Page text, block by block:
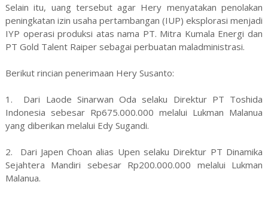
Selain itu, uang tersebut agar Hery menyatakan penolakan
peningkatan izin usaha pertambangan (IUP) eksplorasi menjadi
IYP operasi produksi atas nama PT. Mitra Kumala Energi dan
PT Gold Talent Raiper sebagai perbuatan maladministrasi.
Berikut rincian penerimaan Hery Susanto:
1. Dari Laode Sinarwan Oda selaku Direktur PT Toshida
Indonesia sebesar Rp675.000.000 melalui Lukman Malanua
yang diberikan melalui Edy Sugandi.
2. Dari Japen Choan alias Upen selaku Direktur PT Dinamika
Sejahtera Mandiri sebesar Rp200.000.000 melalui Lukman
Malanua.